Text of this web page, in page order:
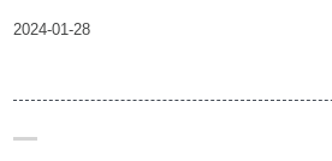
2024-01-28